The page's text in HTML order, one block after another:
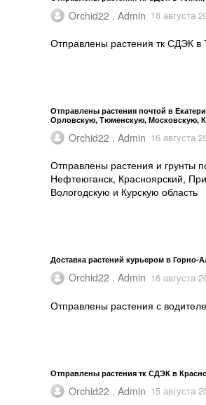
Orchid22 . Admin 18 августа
Отправлены растения тк СДЭК в
Отправлены растения почтой в
Орловскую, Тюменскую, Московскую,
Orchid22 . Admin 16 августа
Отправлены растения и грунты
Нефтеюганск, Красноярский,
Вологодскую и Курскую область
Доставка растений курьером в Горно-
Orchid22 . Admin 16 августа
Отправлены растения с
Отправлены растения тк СДЭК в
Orchid22 . Admin 15 августа